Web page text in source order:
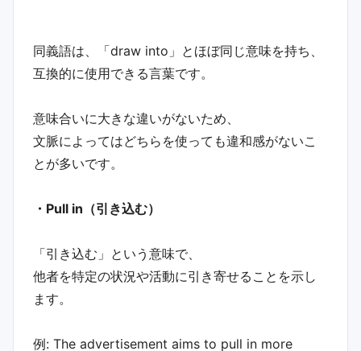
同義語は、「draw into」とほぼ同じ意味を持ち、
互換的に使用できる言葉です。
意味合いに大きな違いがないため、
文脈によってはどちらを使っても違和感がないこ
とが多いです。
・Pull in（引き込む）
「引き込む」という意味で、
他者を特定の状況や活動に引き寄せることを示し
ます。
例: The advertisement aims to pull in more